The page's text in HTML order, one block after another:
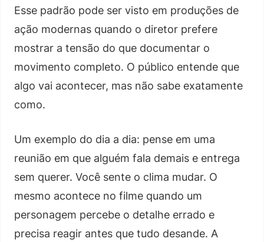
Esse padrão pode ser visto em produções de
ação modernas quando o diretor prefere
mostrar a tensão do que documentar o
movimento completo. O público entende que
algo vai acontecer, mas não sabe exatamente
como.
Um exemplo do dia a dia: pense em uma
reunião em que alguém fala demais e entrega
sem querer. Você sente o clima mudar. O
mesmo acontece no filme quando um
personagem percebe o detalhe errado e
precisa reagir antes que tudo desande. A